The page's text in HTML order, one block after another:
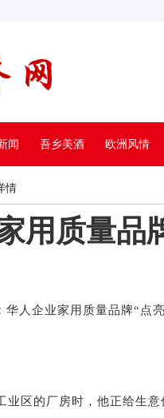
闻 吾乡美酒 欧洲风情
情
用质量品
华人企业家用质量品牌“点
的厂房时，他正给生意